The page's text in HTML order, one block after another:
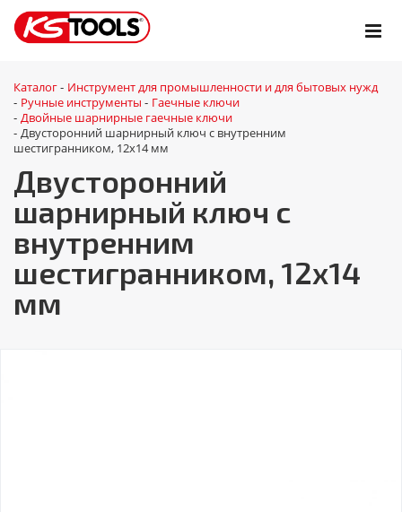
Каталог - Инструмент для промышленности и для бытовых нужд
- Ручные инструменты - Гаечные ключи
- Двойные шарнирные гаечные ключи
- Двусторонний шарнирный ключ с внутренним
шестигранником, 12х14 мм
Двусторонний
шарнирный ключ с
внутренним
шестигранником, 12х14
мм